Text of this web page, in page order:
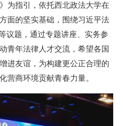
为指引，依托西北政法大学在
面的坚实基础，围绕习近平法
议题，通过专题讲座、实务参
青年法律人才交流，希望各国
进友谊，为构建更公正合理的
营商环境贡献青春力量。